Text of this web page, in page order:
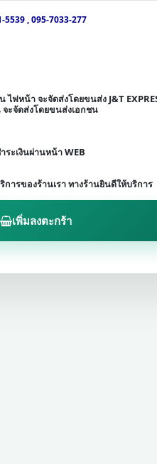
5539 , 095-7033-277
ฟหน้า จะจัดส่งโดยขนส่ง J&T
ะจัดส่งโดยขนส่งเอกชน
ระเงินผ่านหน้า WEB
รของร้านเรา ทางร้านยินดีให้บริการ
เพิ่มลงตะกร้า